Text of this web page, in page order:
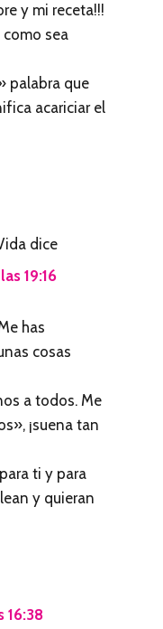
y mi receta!!!
como sea
palabra que
acariciar el
dice
19:16
has
cosas
a todos. Me
¡suena tan
ti y para
y quieran
16:38